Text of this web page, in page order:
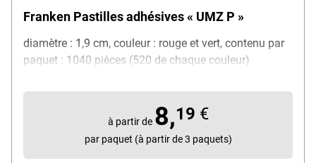
Franken Pastilles adhésives « UMZ P »
diamètre : 1,9 cm, couleur : rouge et vert, contenu par
paquet : 1040 pièces (520 de chaque couleur)
à partir de 8,19 €
par paquet (à partir de 3 paquets)